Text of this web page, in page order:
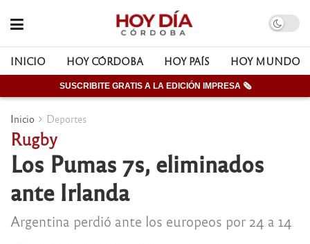
INICIO HOY CÓRDOBA HOY PAÍS HOY MUNDO
SUSCRIBITE GRATIS A LA EDICIÓN IMPRESA 🗞
Inicio Deportes
Rugby
Los Pumas 7s, eliminados
ante Irlanda
Argentina perdió ante los europeos por 24 a 14